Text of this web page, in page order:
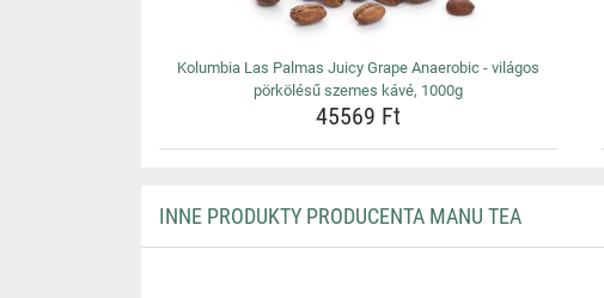
Kolumbia Las Palmas Juicy Grape Anaerobic - világos
pörkölésű szemes kávé, 1000g
45569 Ft
INNE PRODUKTY PRODUCENTA MANU TEA